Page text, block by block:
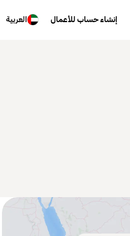
إنشاء حساب للأعمال العربية